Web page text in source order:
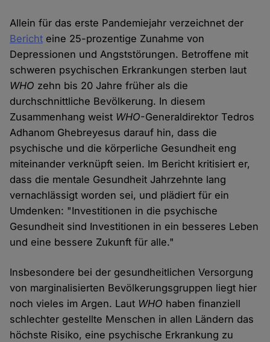
Allein für das erste Pandemiejahr verzeichnet der
Bericht eine 25-prozentige Zunahme von
Depressionen und Angststörungen. Betroffene mit
schweren psychischen Erkrankungen sterben laut
WHO zehn bis 20 Jahre früher als die
durchschnittliche Bevölkerung. In diesem
Zusammenhang weist WHO-Generaldirektor Tedros
Adhanom Ghebreyesus darauf hin, dass die
psychische und die körperliche Gesundheit eng
miteinander verknüpft seien. Im Bericht kritisiert er,
dass die mentale Gesundheit Jahrzehnte lang
vernachlässigt worden sei, und plädiert für ein
Umdenken: "Investitionen in die psychische
Gesundheit sind Investitionen in ein besseres Leben
und eine bessere Zukunft für alle."
Insbesondere bei der gesundheitlichen Versorgung
von marginalisierten Bevölkerungsgruppen liegt hier
noch vieles im Argen. Laut WHO haben finanziell
schlechter gestellte Menschen in allen Ländern das
höchste Risiko, eine psychische Erkrankung zu